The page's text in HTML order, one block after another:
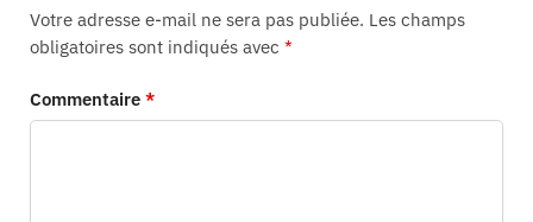
Votre adresse e-mail ne sera pas publiée. Les champs
obligatoires sont indiqués avec *
Commentaire *